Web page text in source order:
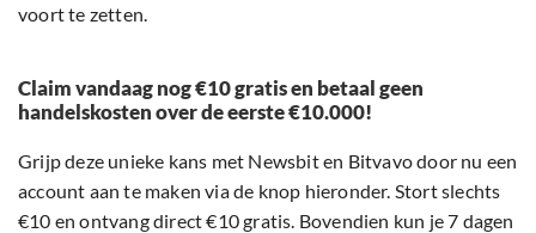
voort te zetten.
Claim vandaag nog €10 gratis en betaal geen
handelskosten over de eerste €10.000!
Grijp deze unieke kans met Newsbit en Bitvavo door nu een
account aan te maken via de knop hieronder. Stort slechts
€10 en ontvang direct €10 gratis. Bovendien kun je 7 dagen